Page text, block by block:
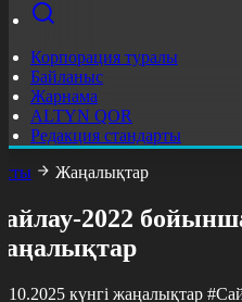
Корпорация туралы
Байланыс
Жарнама
ALTYN QOR
Редакция стандарты
Жаңалықтар
2022
күнгі жаңалықтар